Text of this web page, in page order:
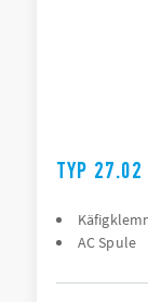
TYP 27.02
AC Spule